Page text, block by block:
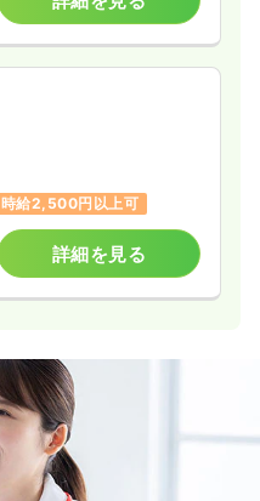
時給2,500円以上可
詳細を見る